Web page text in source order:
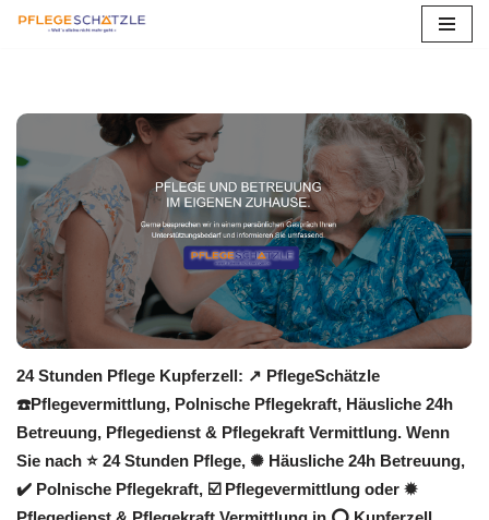
springen
24 Stunden Pflege Kupferzell: ↗️ PflegeSchätzle
☎️Pflegevermittlung, Polnische Pflegekraft, Häusliche 24h
Betreuung, Pflegedienst & Pflegekraft Vermittlung. Wenn
Sie nach ⭐ 24 Stunden Pflege, ✺ Häusliche 24h Betreuung,
✔️ Polnische Pflegekraft, ☑️ Pflegevermittlung oder ✹